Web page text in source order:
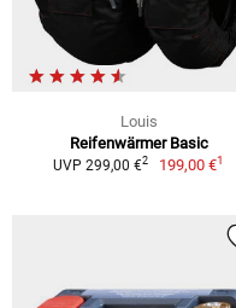
Louis
Reifenwärmer Basic
UVP 299,00 €2 199,00 €1